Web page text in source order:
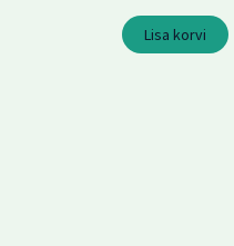
Lisa korvi